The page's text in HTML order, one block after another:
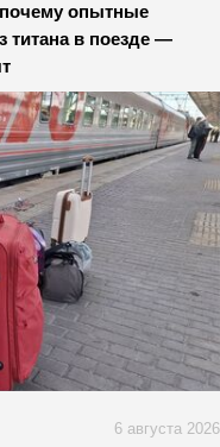
почему опытные
титана в поезде —
6 августа 2026